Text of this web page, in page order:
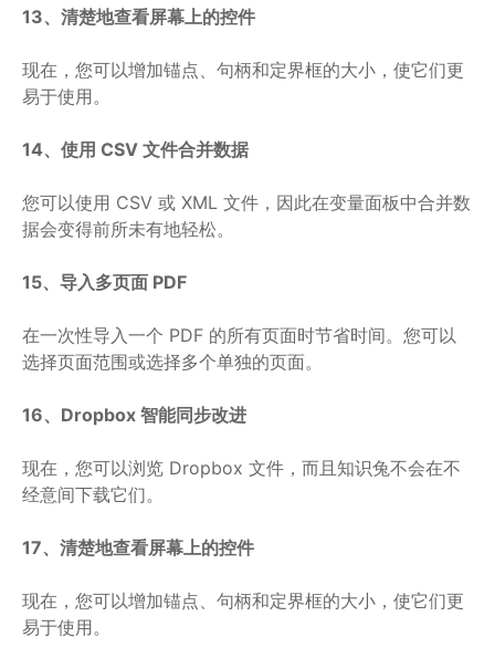
13、清楚地查看屏幕上的控件
现在，您可以增加锚点、句柄和定界框的大小，使它们更
易于使用。
14、使用 CSV 文件合并数据
您可以使用 CSV 或 XML 文件，因此在变量面板中合并数
据会变得前所未有地轻松。
15、导入多页面 PDF
在一次性导入一个 PDF 的所有页面时节省时间。您可以
选择页面范围或选择多个单独的页面。
16、Dropbox 智能同步改进
现在，您可以浏览 Dropbox 文件，而且知识兔不会在不
经意间下载它们。
17、清楚地查看屏幕上的控件
现在，您可以增加锚点、句柄和定界框的大小，使它们更
易于使用。